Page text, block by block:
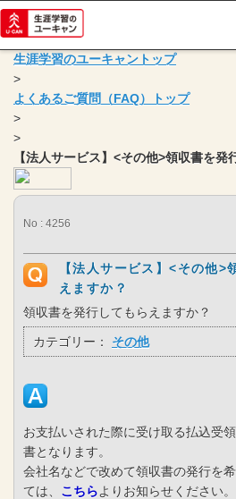
生涯学習のユーキャントップ
>
よくあるご質問（FAQ）トップ
>
>
【法人サービス】<その他>領収書を発
No : 4256
【法人サービス】<その他>
えますか？
領収書を発行してもらえますか？
カテゴリー： その他
お支払いされた際に受け取る払込受
書となります。
会社名などで改めて領収書の発行を
ては、 こちらよりお知らせください。